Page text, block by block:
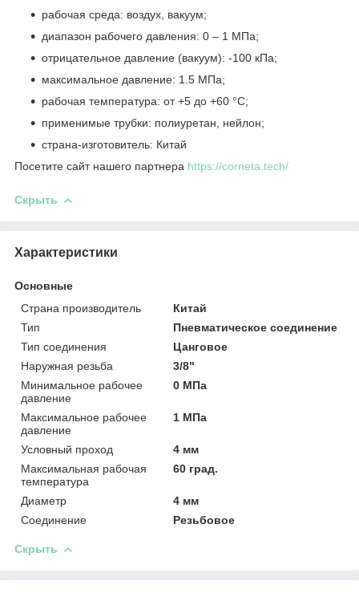
рабочая среда: воздух, вакуум;
диапазон рабочего давления: 0 – 1 МПа;
отрицательное давление (вакуум): -100 кПа;
максимальное давление: 1.5 МПа;
рабочая температура: от +5 до +60 °C;
применимые трубки: полиуретан, нейлон;
страна-изготовитель: Китай
Посетите сайт нашего партнера https://corneta.tech/
Скрыть
Характеристики
Основные
Страна производитель
Китай
Тип
Пневматическое соединение
Тип соединения
Цанговое
Наружная резьба
3/8"
Минимальное рабочее
давление
0 МПа
Максимальное рабочее
давление
1 МПа
Условный проход
4 мм
Максимальная рабочая
температура
60 град.
Диаметр
4 мм
Соединение
Резьбовое
Скрыть